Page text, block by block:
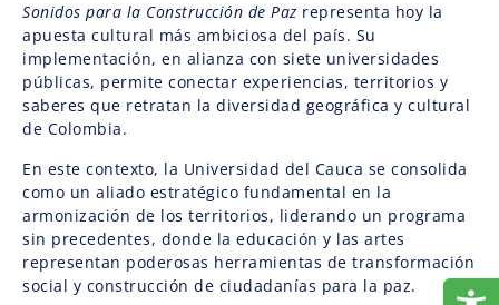
Sonidos para la Construcción de Paz representa hoy la
apuesta cultural más ambiciosa del país. Su
implementación, en alianza con siete universidades
públicas, permite conectar experiencias, territorios y
saberes que retratan la diversidad geográfica y cultural
de Colombia.
En este contexto, la Universidad del Cauca se consolida
como un aliado estratégico fundamental en la
armonización de los territorios, liderando un programa
sin precedentes, donde la educación y las artes
representan poderosas herramientas de transformación
social y construcción de ciudadanías para la paz.